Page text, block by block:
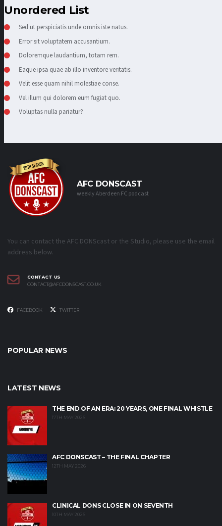
Unordered List
Sed ut perspiciatis unde omnis iste natus.
Error sit voluptatem accusantium.
Doloremque laudantium, totam rem.
Eaque ipsa quae ab illo inventore veritatis.
Velit esse quam nihil molestiae conse.
Vel illum qui dolorem eum fugiat quo.
Voluptas nulla pariatur?
AFC DONSCAST
weekly Aberdeen FC podcast
You can contact the AFC DONScast or the Studio, please use the email
address below.
CONTACT US
CONTACT@AFCDONSCAST.CO.UK
FACEBOOK TWITTER
POPULAR NEWS
LATEST NEWS
THE END OF AN ERA: 20 YEARS, ONE FINAL WHISTLE
17TH MAY 2026
AFC DONSCAST – THE FINAL CHAPTER
12TH MAY 2026
CLINICAL DONS CLOSE IN ON SEVENTH
10TH MAY 2026